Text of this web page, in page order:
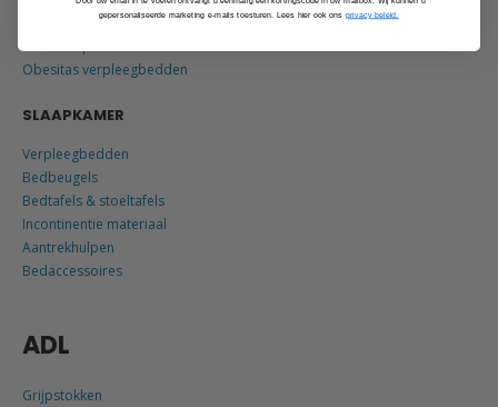
Obesitas toilethulpmiddelen
Obesitas verpleegbedden
SLAAPKAMER
Verpleegbedden
Bedbeugels
Bedtafels & stoeltafels
Incontinentie materiaal
Aantrekhulpen
Bedaccessoires
ADL
Grijpstokken
gepersonaliseerde marketing e-mails toesturen. Lees hier ook ons privacy beleid.